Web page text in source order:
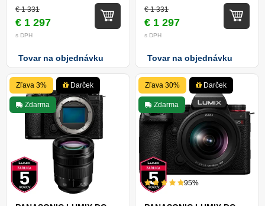
€ 1 331
€ 1 297
s DPH
Tovar na objednávku
€ 1 331
€ 1 297
s DPH
Tovar na objednávku
Zľava 3% Darček
Zdarma
Zľava 30% Darček
Zdarma
95%